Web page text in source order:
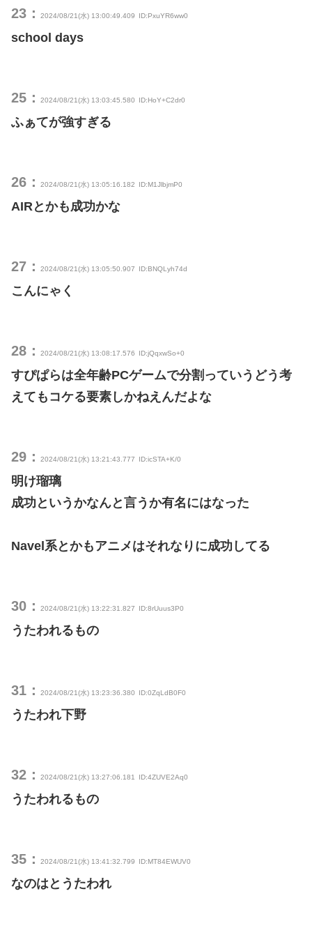
23： 2024/08/21(水) 13:00:49.409 ID:PxuYR6ww0
school days
25： 2024/08/21(水) 13:03:45.580 ID:HoY+C2dr0
ふぁてが強すぎる
26： 2024/08/21(水) 13:05:16.182 ID:M1JlbjmP0
AIRとかも成功かな
27： 2024/08/21(水) 13:05:50.907 ID:BNQLyh74d
こんにゃく
28： 2024/08/21(水) 13:08:17.576 ID:jQqxwSo+0
すぴぱらは全年齢PCゲームで分割っていうどう考
えてもコケる要素しかねえんだよな
29： 2024/08/21(水) 13:21:43.777 ID:icSTA+K/0
明け瑠璃
成功というかなんと言うか有名にはなった
Navel系とかもアニメはそれなりに成功してる
30： 2024/08/21(水) 13:22:31.827 ID:8rUuus3P0
うたわれるもの
31： 2024/08/21(水) 13:23:36.380 ID:0ZqLdB0F0
うたわれ下野
32： 2024/08/21(水) 13:27:06.181 ID:4ZUVE2Aq0
うたわれるもの
35： 2024/08/21(水) 13:41:32.799 ID:MT84EWUV0
なのはとうたわれ